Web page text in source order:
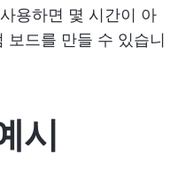
용하면 몇 시간이 아
보드를 만들 수 있습니
시